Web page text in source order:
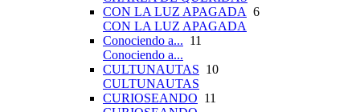
CON LA LUZ APAGADA 6
CON LA LUZ APAGADA
Conociendo a... 11
Conociendo a...
CULTUNAUTAS 10
CULTUNAUTAS
CURIOSEANDO 11